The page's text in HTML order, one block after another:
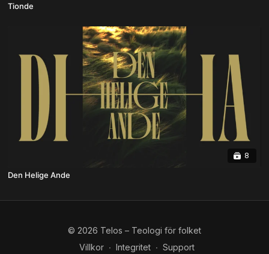
Tionde
8
Den Helige Ande
© 2026 Telos – Teologi för folket
Villkor ∙ Integritet ∙ Support